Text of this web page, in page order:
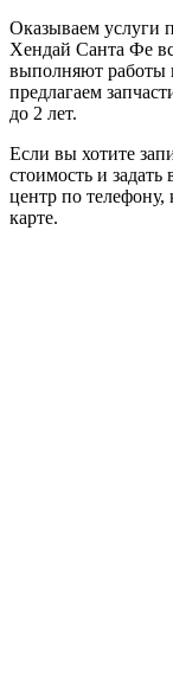
Оказываем услуги
Хендай Санта Фе
выполняют работы
предлагаем
до 2 лет.
Если вы хотите
стоимость и
центр по
карте.